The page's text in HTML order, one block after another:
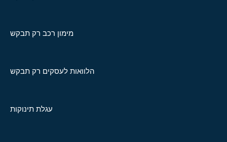
מימון רכב רק תבקש
הלוואות לעסקים רק תבקש
עגלת תינוקות